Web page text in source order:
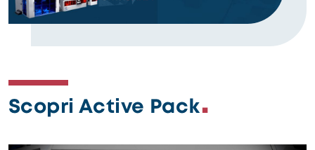
Scopri Active Pack